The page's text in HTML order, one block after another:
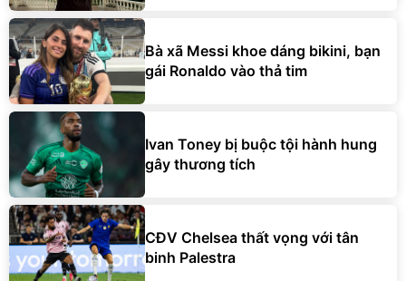
Bà xã Messi khoe dáng bikini, bạn
gái Ronaldo vào thả tim
Ivan Toney bị buộc tội hành hung
gây thương tích
CĐV Chelsea thất vọng với tân
binh Palestra